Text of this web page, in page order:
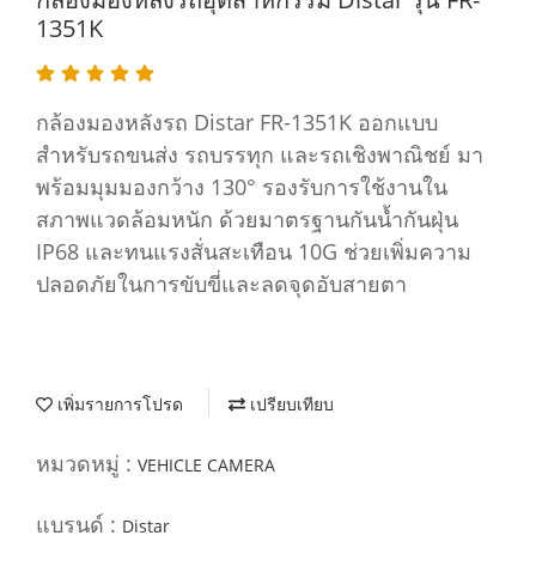
1351K
กล้องมองหลังรถ Distar FR-1351K ออกแบบ
สำหรับรถขนส่ง รถบรรทุก และรถเชิงพาณิชย์ มา
พร้อมมุมมองกว้าง 130° รองรับการใช้งานใน
สภาพแวดล้อมหนัก ด้วยมาตรฐานกันน้ำกันฝุ่น
IP68 และทนแรงสั่นสะเทือน 10G ช่วยเพิ่มความ
ปลอดภัยในการขับขี่และลดจุดอับสายตา
เพิ่มรายการโปรด เปรียบเทียบ
หมวดหมู่ : VEHICLE CAMERA
แบรนด์ : Distar